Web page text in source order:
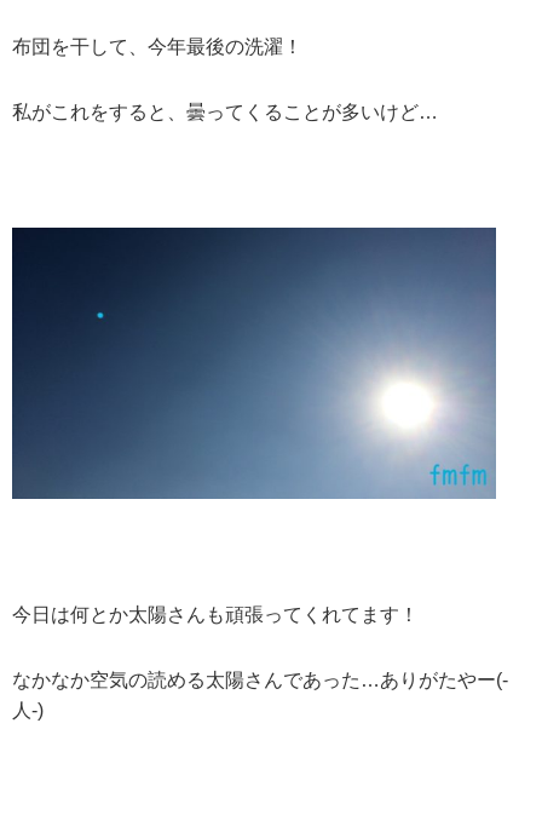
布団を干して、今年最後の洗濯！
私がこれをすると、曇ってくることが多いけど…
今日は何とか太陽さんも頑張ってくれてます！
なかなか空気の読める太陽さんであった…ありがたやー(-
人-)